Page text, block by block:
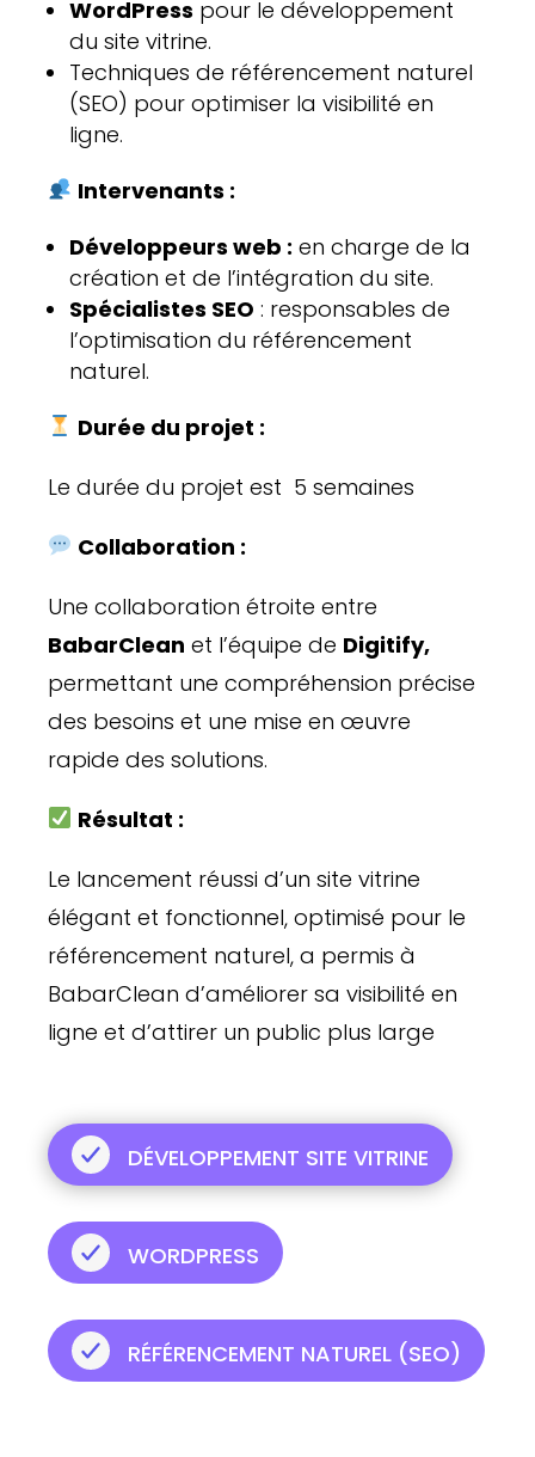
WordPress pour le développement
du site vitrine.
Techniques de référencement naturel
(SEO) pour optimiser la visibilité en
ligne.
Intervenants :
Développeurs web : en charge de la
création et de l’intégration du site.
Spécialistes SEO : responsables de
l’optimisation du référencement
naturel.
Durée du projet :
Le durée du projet est 5 semaines
Collaboration :
Une collaboration étroite entre
BabarClean et l’équipe de Digitify,
permettant une compréhension précise
des besoins et une mise en œuvre
rapide des solutions.
Résultat :
Le lancement réussi d’un site vitrine
élégant et fonctionnel, optimisé pour le
référencement naturel, a permis à
BabarClean d’améliorer sa visibilité en
ligne et d’attirer un public plus large
DÉVELOPPEMENT SITE VITRINE
WORDPRESS
RÉFÉRENCEMENT NATUREL (SEO)